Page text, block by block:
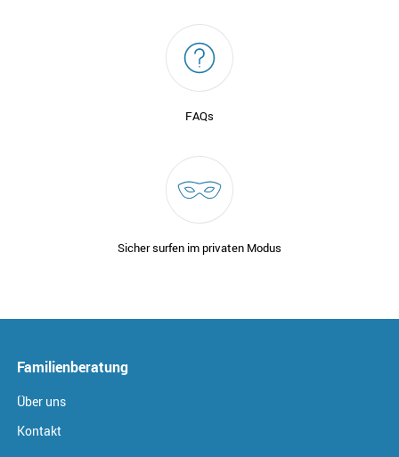
FAQs
Sicher surfen im privaten Modus
Familienberatung
Über uns
Kontakt